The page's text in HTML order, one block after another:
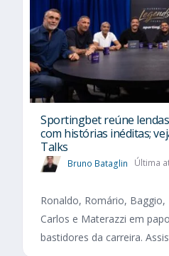
Sportingbet reúne
com histórias inéditas;
Talks
Bruno Bataglin Última
Ronaldo, Romário,
Carlos e Materazzi em
bastidores da carreira.